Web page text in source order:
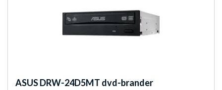
ASUSDRW-24D5MT dvd-brander